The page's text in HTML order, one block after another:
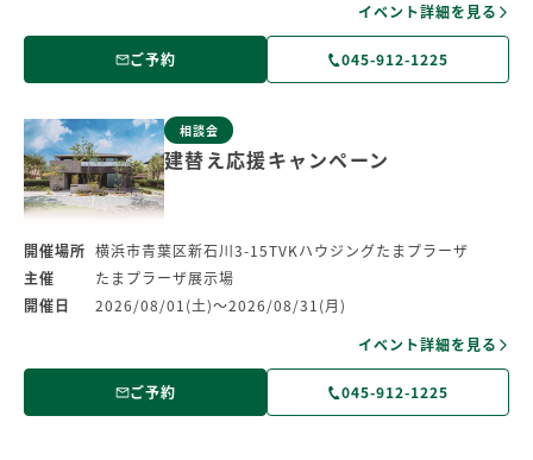
イベント詳細を見る
ご予約 045-912-1225
相談会
建替え応援キャンペーン
開催場所 横浜市青葉区新石川3-15TVKハウジングたまプラーザ
主催
たまプラーザ展示場
開催日
2026/08/01(土)～2026/08/31(月)
イベント詳細を見る
ご予約 045-912-1225